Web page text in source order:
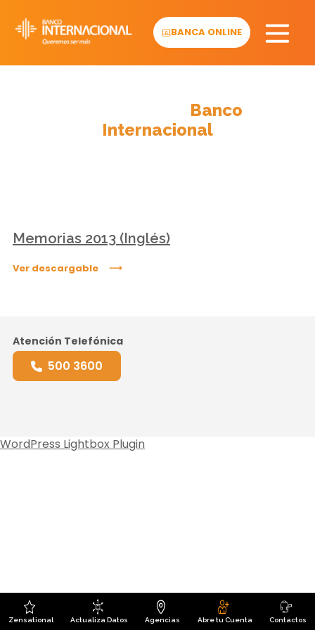
content
BANCA ONLINE
Banco
Internacional
Memorias 2013 (Inglés)
Ver descargable
Atención Telefónica
500 3600
Zensational Actualiza Datos Agencias Abre tu Cuenta Contactos
WordPress Lightbox Plugin